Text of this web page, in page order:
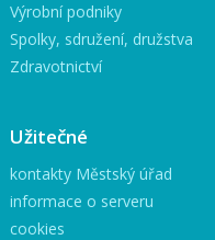
Výrobní podniky
Spolky, sdružení, družstva
Zdravotnictví
Užitečné
kontakty Městský úřad
informace o serveru
cookies